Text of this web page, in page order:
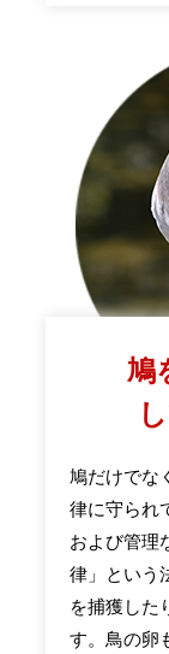
鳩
鳩だけでな
律に守られ
および管理
律」という
を捕獲した
す。鳥の卵